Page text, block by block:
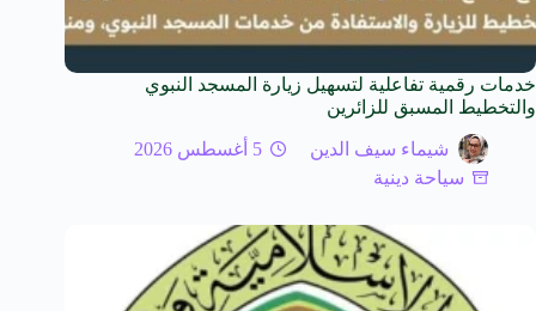
خدمات رقمية تفاعلية لتسهيل زيارة المسجد النبوي
والتخطيط المسبق للزائرين
شيماء سيف الدين
5 أغسطس 2026
سياحة دينية